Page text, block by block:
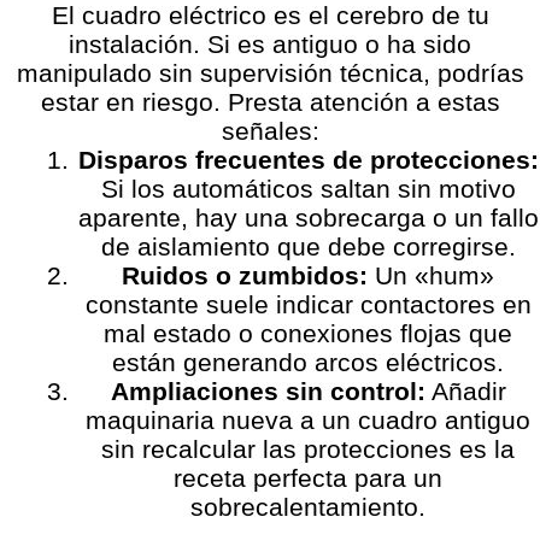
El cuadro eléctrico es el cerebro de tu
instalación. Si es antiguo o ha sido
manipulado sin supervisión técnica, podrías
estar en riesgo. Presta atención a estas
señales:
Disparos frecuentes de protecciones:
Si los automáticos saltan sin motivo
aparente, hay una sobrecarga o un fallo
de aislamiento que debe corregirse.
Ruidos o zumbidos: Un «hum»
constante suele indicar contactores en
mal estado o conexiones flojas que
están generando arcos eléctricos.
Ampliaciones sin control: Añadir
maquinaria nueva a un cuadro antiguo
sin recalcular las protecciones es la
receta perfecta para un
sobrecalentamiento.